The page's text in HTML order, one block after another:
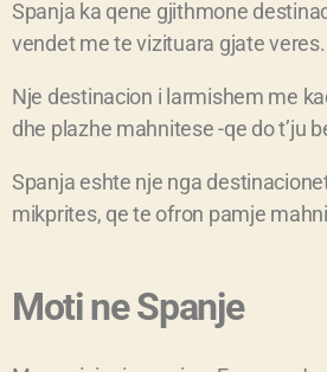
Spanja ka qene gjithmone
vendet me te vizituara gjate veres.
Nje destinacion i larmishem me
dhe plazhe mahnitese -qe do t’ju
Spanja eshte nje nga
mikprites, qe te ofron pamje
Moti ne Spanje